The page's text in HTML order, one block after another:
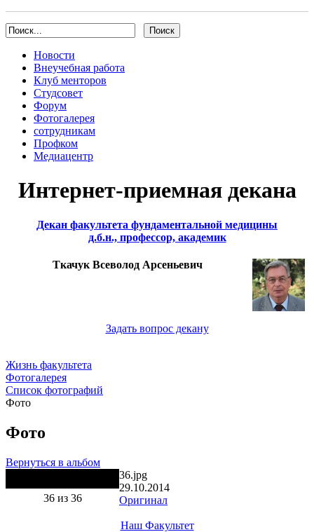
Новости
Внеучебная работа
Клуб менторов
Студсовет
Форум
Фотогалерея
сотрудникам
Профком
Медиацентр
Интернет-приемная декана
Декан факультета фундаментальной медицины
д.б.н., профессор, академик
Ткачук Всеволод Арсеньевич
Задать вопрос декану
Жизнь факультета
Фотогалерея
Список фотографий
Фото
Фото
Вернуться в альбом
36 из 36
36.jpg
29.10.2014
Оригинал
Наш Факультет